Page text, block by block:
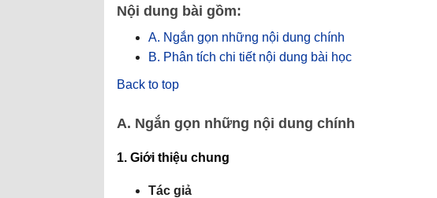
Nội dung bài gồm:
A. Ngắn gọn những nội dung chính
B. Phân tích chi tiết nội dung bài học
Back to top
A. Ngắn gọn những nội dung chính
1. Giới thiệu chung
Tác giả